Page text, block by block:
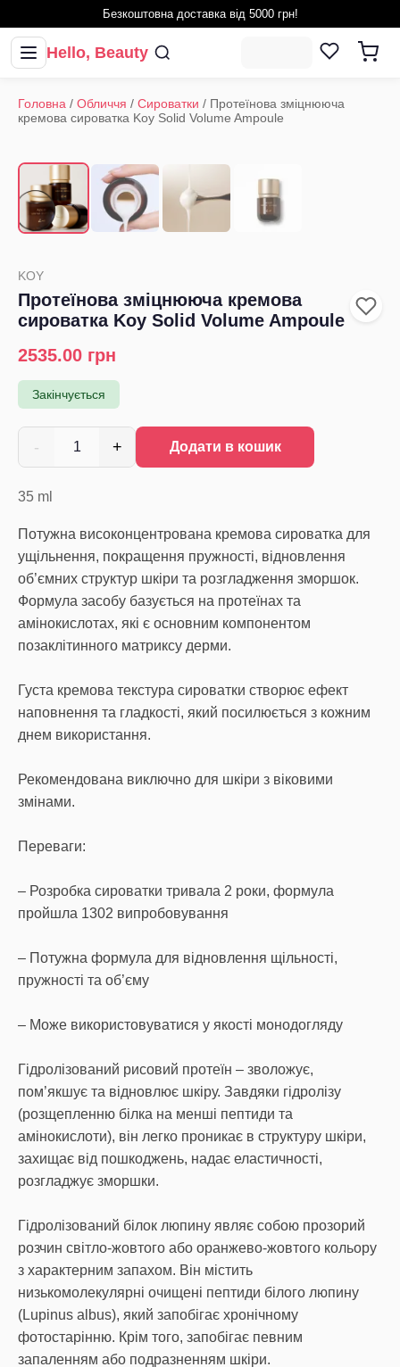
Безкоштовна доставка від 5000 грн!
Hello, Beauty
Головна / Обличчя / Сироватки / Протеїнова зміцнююча
кремова сироватка Koy Solid Volume Ampoule
KOY
Протеїнова зміцнююча кремова
сироватка Koy Solid Volume Ampoule
2535.00 грн
Закінчується
- 1 + Додати в кошик
35 ml
Потужна високонцентрована кремова сироватка для
ущільнення, покращення пружності, відновлення
об’ємних структур шкіри та розгладження зморшок.
Формула засобу базується на протеїнах та
амінокислотах, які є основним компонентом
позаклітинного матриксу дерми.
Густа кремова текстура сироватки створює ефект
наповнення та гладкості, який посилюється з кожним
днем використання.
Рекомендована виключно для шкіри з віковими
змінами.
Переваги:
– Розробка сироватки тривала 2 роки, формула
пройшла 1302 випробовування
– Потужна формула для відновлення щільності,
пружності та об’єму
– Може використовуватися у якості монодогляду
Гідролізований рисовий протеїн – зволожує,
пом’якшує та відновлює шкіру. Завдяки гідролізу
(розщепленню білка на менші пептиди та
амінокислоти), він легко проникає в структуру шкіри,
захищає від пошкоджень, надає еластичності,
розгладжує зморшки.
Гідролізований білок люпину являє собою прозорий
розчин світло-жовтого або оранжево-жовтого кольору
з характерним запахом. Він містить
низькомолекулярні очищені пептиди білого люпину
(Lupinus albus), який запобігає хронічному
фотостарінню. Крім того, запобігає певним
запаленням або подразненням шкіри.